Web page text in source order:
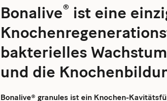
Bonalive® ist eine
bakterielles
und die
Bonalive® granules ist ein Knochen-